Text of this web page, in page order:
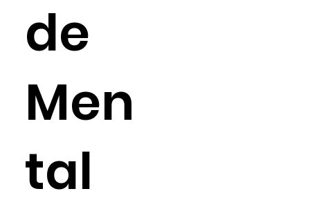
de
Men
tal